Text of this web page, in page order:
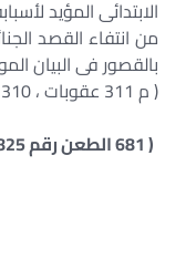
الابتدائى المؤيد
من انتفاء القصد
بالقصور فى البيان
( م 311 عقوبات ، 310 إجراءات جنائية )